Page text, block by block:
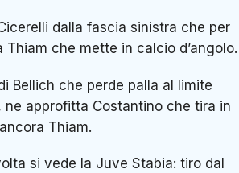
dalla fascia sinistra che per
Thiam che mette in calcio d’angolo.
Bellich che perde palla al limite
ne approfitta Costantino che tira in
Thiam.
si vede la Juve Stabia: tiro dal